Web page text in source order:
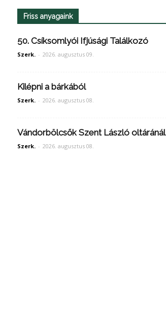
Friss anyagaink
50. Csíksomlyói Ifjúsági Találkozó
Szerk. - 2026. augusztus 09.
Kilépni a bárkából
Szerk. - 2026. augusztus 08.
Vándorbölcsők Szent László oltáránál
Szerk. - 2026. augusztus 08.